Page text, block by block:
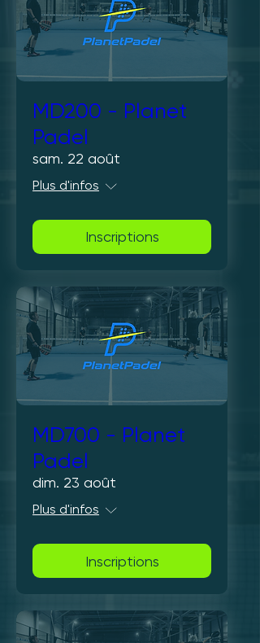
MD200 - Planet
Padel
sam. 22 août
Plus d'infos
Inscriptions
MD700 - Planet
Padel
dim. 23 août
Plus d'infos
Inscriptions